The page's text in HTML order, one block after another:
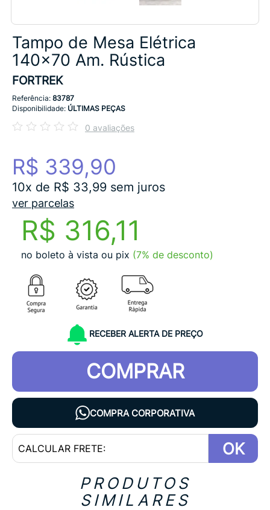
Tampo de Mesa Elétrica
140x70 Am. Rústica
FORTREK
Referência: 83787
Disponibilidade: ÚLTIMAS PEÇAS
0 avaliações
R$ 339,90
10x de R$ 33,99 sem juros
ver parcelas
R$ 316,11
no boleto à vista ou pix (7% de desconto)
RECEBER ALERTA DE PREÇO
COMPRAR
COMPRA CORPORATIVA
OK
PRODUTOS
SIMILARES